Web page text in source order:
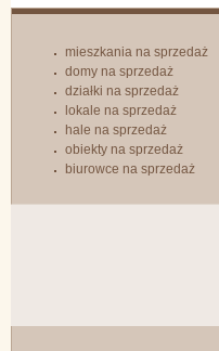
mieszkania na sprzedaż
domy na sprzedaż
działki na sprzedaż
lokale na sprzedaż
hale na sprzedaż
obiekty na sprzedaż
biurowce na sprzedaż